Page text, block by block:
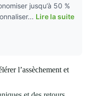
jusqu’à 50 %
Lire la suite
l’assèchement et